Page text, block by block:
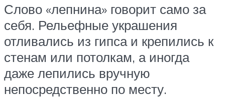
Слово «лепнина» говорит само за
себя. Рельефные украшения
отливались из гипса и крепились к
стенам или потолкам, а иногда
даже лепились вручную
непосредственно по месту.